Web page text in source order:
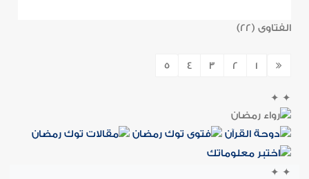
الفتاوى (22)
1
2
3
4
5
✦
✦
✦
✦